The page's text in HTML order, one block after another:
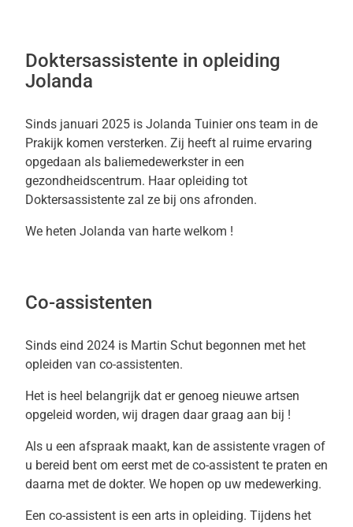
Doktersassistente in opleiding
Jolanda
Sinds januari 2025 is Jolanda Tuinier ons team in de
Prakijk komen versterken. Zij heeft al ruime ervaring
opgedaan als baliemedewerkster in een
gezondheidscentrum. Haar opleiding tot
Doktersassistente zal ze bij ons afronden.
We heten Jolanda van harte welkom !
Co-assistenten
Sinds eind 2024 is Martin Schut begonnen met het
opleiden van co-assistenten.
Het is heel belangrijk dat er genoeg nieuwe artsen
opgeleid worden, wij dragen daar graag aan bij !
Als u een afspraak maakt, kan de assistente vragen of
u bereid bent om eerst met de co-assistent te praten en
daarna met de dokter. We hopen op uw medewerking.
Een co-assistent is een arts in opleiding. Tijdens het